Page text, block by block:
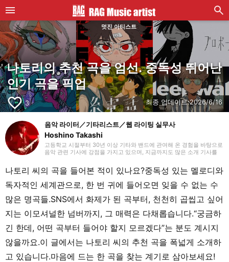
멋진 아티스트
나토리의 추천 곡을 엄선. 중독성 뛰어난
인기 곡을 픽업
favorite_border 3 최종 업데이트:2026/6/16
음악 라이터／기타리스트／웹 라이팅 실무사
Hoshino Takashi
고등학교 시절부터 30년 이상 기타와 밴드에 관여해 온 경험을 바탕으로
음악 관련 기사에 강점을 가지고 있으며, 지금까지도 많은 소개 기사를
장르를 선호하지만, 국내외를 가리지 않고 매일 다양한 장르에 귀 기울이
도록 하고 있습니다. 2018년부터 프리랜서 라이터로 활동을 시작했으며,
웹 라이팅 실무 자격을 보유하고 있습니다. 또한 라이팅 외에도 영상 편
집을 공부하고 있습니다. 개인적으로는 초등학생 자녀를 돌보고 있으며,
파쿠르와 댄스 등 학원 활동을 챙기면서 지내고 있습니다.
나토리 씨의 곡을 들어본 적이 있나요?중독성 있는 멜로디와
독자적인 세계관으로, 한 번 귀에 들어오면 잊을 수 없는 수
많은 명곡들.SNS에서 화제가 된 곡부터, 천천히 곱씹고 싶어
지는 이모셔널한 넘버까지, 그 매력은 다채롭습니다.“궁금하
긴 한데, 어떤 곡부터 들어야 할지 모르겠다”는 분도 계시지
않을까요.이 글에서는 나토리 씨의 추천 곡을 폭넓게 소개하
고 있습니다.마음에 드는 한 곡을 찾는 계기로 삼아보세요!